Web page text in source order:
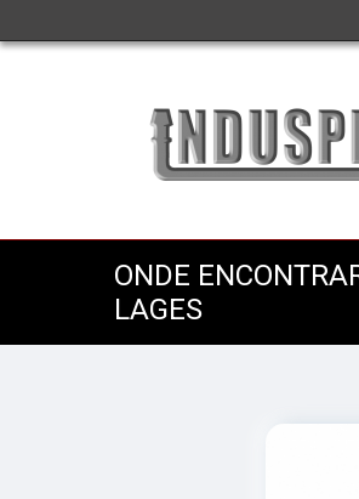
ONDE
LAGES